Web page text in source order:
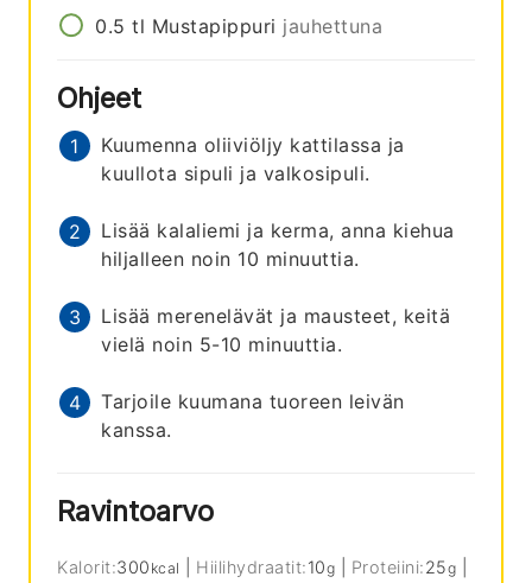
0.5 tl Mustapippuri jauhettuna
Ohjeet
Kuumenna oliiviöljy kattilassa ja
kuullota sipuli ja valkosipuli.
Lisää kalaliemi ja kerma, anna kiehua
hiljalleen noin 10 minuuttia.
Lisää merenelävät ja mausteet, keitä
vielä noin 5-10 minuuttia.
Tarjoile kuumana tuoreen leivän
kanssa.
Ravintoarvo
Kalorit:300 kcal Hiilihydraatit:10g Proteiini:25g